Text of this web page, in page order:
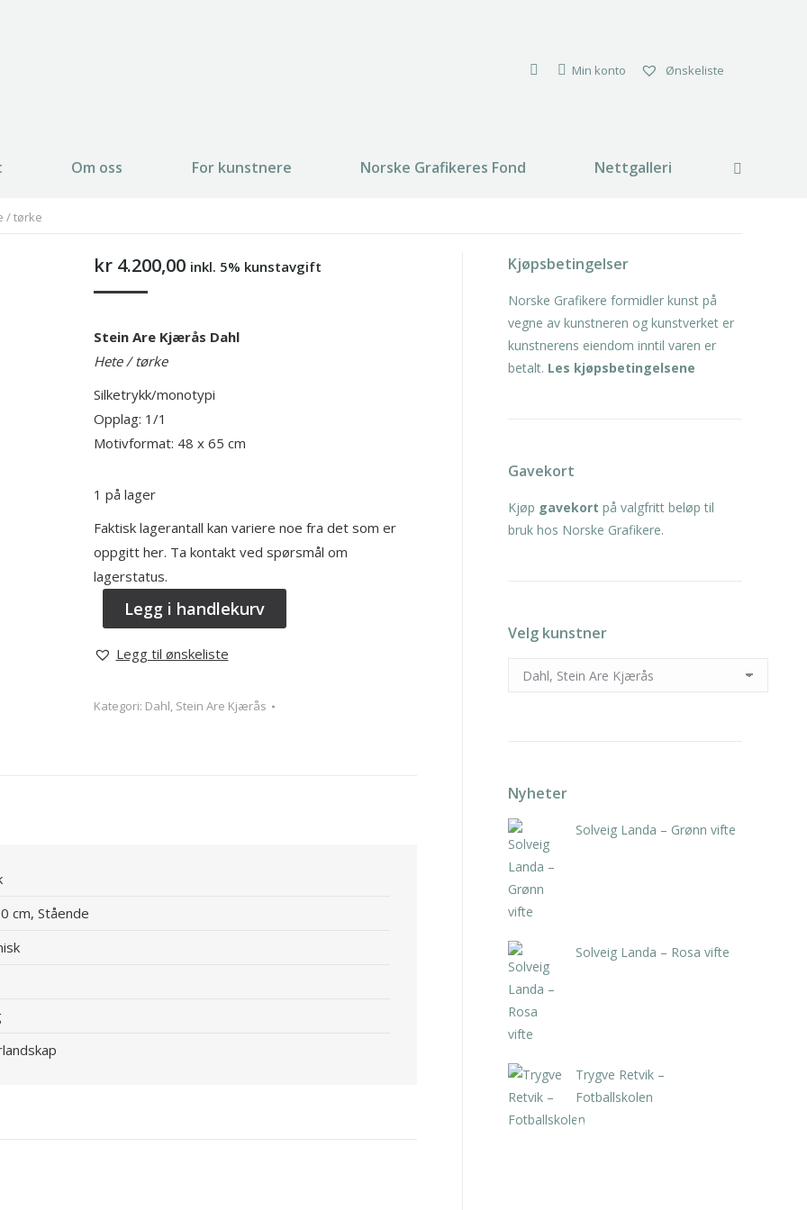
Min konto Ønskeliste
Om oss For kunstnere Norske Grafikeres Fond Nettgalleri Search:
/ tørke
kr4.200,00 inkl. 5% kunstavgift
Stein Are Kjærås Dahl
Hete / tørke
Silketrykk/monotypi
Opplag: 1/1
Motivformat: 48 x 65 cm
1 på lager
Faktisk lagerantall kan variere noe fra det som er
oppgitt her. Ta kontakt ved spørsmål om
lagerstatus.
Legg i handlekurv
Legg til ønskeliste
Kategori: Dahl, Stein Are Kjærås
cm, Stående
Kjøpsbetingelser
Norske Grafikere formidler kunst på
vegne av kunstneren og kunstverket er
kunstnerens eiendom inntil varen er
betalt. Les kjøpsbetingelsene
Gavekort
Kjøp gavekort på valgfritt beløp til
bruk hos Norske Grafikere.
Velg kunstner
Nyheter
Solveig Landa – Grønn vifte
Solveig Landa – Rosa vifte
Trygve Retvik –
Fotballskolen
kr